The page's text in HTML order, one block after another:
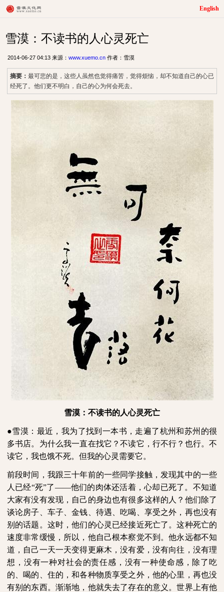
English
雪漠：不读书的人心灵死亡
2014-06-27 04:13 来源： www.xuemo.cn 作者：雪漠
摘要： 最可悲的是，这些人虽然也觉得痛苦，觉得烦恼，却不知道自己的心已
经死了。他们更不明白，自己的心为何会死去。
雪漠：不读书的人心灵死亡
●雪漠：最近，我为了找到一本书，走遍了杭州和苏州的很
多书店。为什么我一直在找它？不读它，行不行？也行。不
读它，我也饿不死。但我的心灵需要它。
前段时间，我跟三十年前的一些同学接触，发现其中的一些
人已经“死”了——他们的肉体还活着，心却已死了。不知道
大家有没有发现，自己的身边也有很多这样的人？他们除了
谈论房子、车子、金钱、待遇、吃喝、享受之外，再也没有
别的话题。这时，他们的心灵已经接近死亡了。这种死亡的
速度非常缓慢，所以，他自己根本察觉不到。他永远都不知
道，自己一天一天变得更麻木，没有爱，没有向往，没有理
想，没有一种对社会的责任感，没有一种使命感，除了吃
的、喝的、住的，和各种物质享受之外，他的心里，再也没
有别的东西。渐渐地，他就失去了存在的意义。世界上有他